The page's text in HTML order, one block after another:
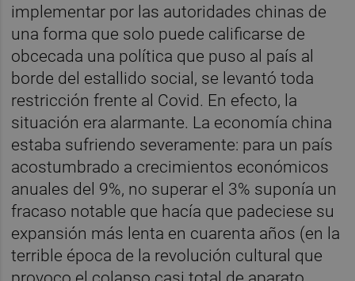
implementar por las autoridades chinas de
una forma que solo puede calificarse de
obcecada una política que puso al país al
borde del estallido social, se levantó toda
restricción frente al Covid. En efecto, la
situación era alarmante. La economía china
estaba sufriendo severamente: para un país
acostumbrado a crecimientos económicos
anuales del 9%, no superar el 3% suponía un
fracaso notable que hacía que padeciese su
expansión más lenta en cuarenta años (en la
terrible época de la revolución cultural que